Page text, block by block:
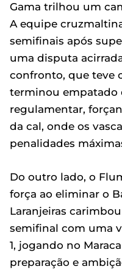
Gama trilhou um
A equipe
semifinais após
uma disputa
confronto, que teve
terminou empatado
regulamentar,
da cal, onde os
penalidades
Do outro lado, o
força ao eliminar o
Laranjeiras
semifinal com uma
1, jogando no
preparação e